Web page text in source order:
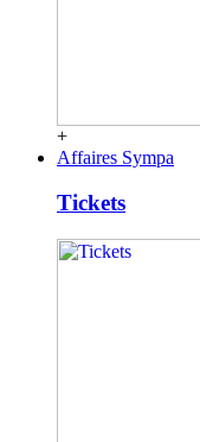
+
Affaires Sympa
Tickets